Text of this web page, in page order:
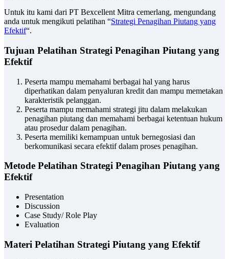
Untuk itu kami dari PT Bexcellent Mitra cemerlang, mengundang
anda untuk mengikuti pelatihan “Strategi Penagihan Piutang yang
Efektif“.
Tujuan Pelatihan Strategi Penagihan Piutang yang
Efektif
Peserta mampu memahami berbagai hal yang harus
diperhatikan dalam penyaluran kredit dan mampu memetakan
karakteristik pelanggan.
Peserta mampu memahami strategi jitu dalam melakukan
penagihan piutang dan memahami berbagai ketentuan hukum
atau prosedur dalam penagihan.
Peserta memiliki kemampuan untuk bernegosiasi dan
berkomunikasi secara efektif dalam proses penagihan.
Metode Pelatihan Strategi Penagihan Piutang yang
Efektif
Presentation
Discussion
Case Study/ Role Play
Evaluation
Materi Pelatihan Strategi Piutang yang Efektif